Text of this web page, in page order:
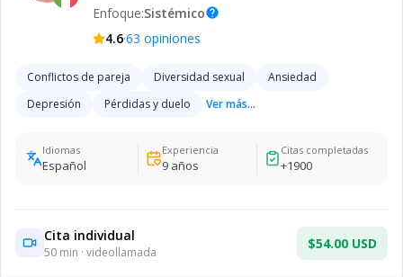
Enfoque:Sistémicohelp
4.6·63 opiniones
Conflictos de pareja Diversidad sexual
Ansiedad
Depresión
Pérdidas y duelo Ver más...
Idiomas
Español
Experiencia
9años
Citas completadas
+1900
Cita individual
50 min · videollamada
$54.00 USD